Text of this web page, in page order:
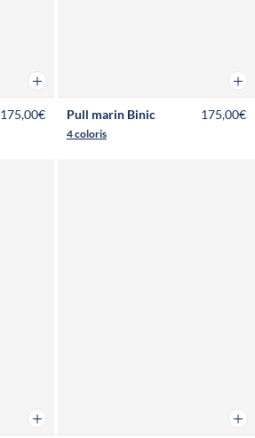
Ajouter au panier
175,00€ Pull marin Binic
4 coloris
175,00€
Ajouter au panier